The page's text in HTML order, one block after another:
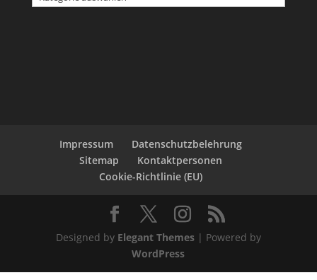
Impressum
Datenschutzbelehrung
Sitemap
Kontaktpersonen
Cookie-Richtlinie (EU)
Designed by Elegant Themes| Powered by
WordPress